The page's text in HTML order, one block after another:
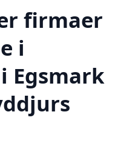
firmaer
i
Egsmark